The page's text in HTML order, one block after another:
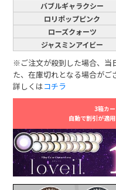
バブルギャラクシー
ロリポップピンク
ローズクォーツ
ジャスミンアイビー
※ご注文が殺到した場合、当
た、在庫切れとなる場合がご
詳しくはコチラ
3箱カ
自動で割引が適